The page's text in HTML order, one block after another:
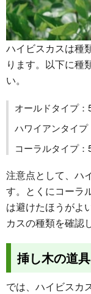
ハイビスカスは種
ります。以下に種
い。
オールドタイプ：
ハワイアンタイプ
コーラルタイプ：
注意点として、ハ
す。とくにコーラ
は避けたほうがよ
カスの種類を確認
挿し木の道
では、ハイビスカ